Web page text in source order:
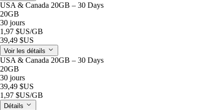
USA & Canada 20GB – 30 Days
20GB
30 jours
1,97 $US/GB
39,49 $US
Voir les détails
USA & Canada 20GB – 30 Days
20GB
30 jours
39,49 $US
1,97 $US/GB
Détails